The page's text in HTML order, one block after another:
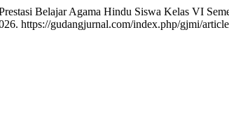
Belajar Agama Hindu Siswa Kelas VI
https://gudangjurnal.com/index.php/gjmi/